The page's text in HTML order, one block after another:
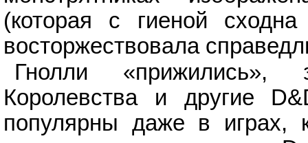
(которая с гиеной
восторжествовала
Гнолли «прижились»,
Королевства и другие
популярны даже в играх,